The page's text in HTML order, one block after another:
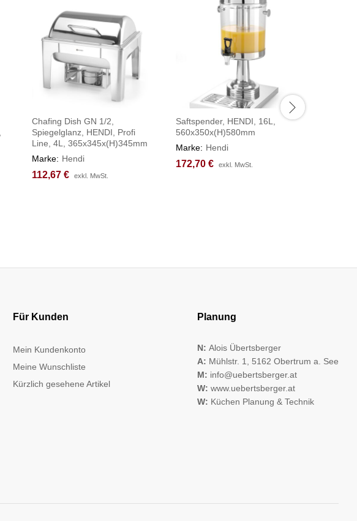
Chafing Dish GN 1/2,
Spiegelglanz, HENDI, Profi
Line, 4L, 365x345x(H)345mm
Marke: Hendi
112,67 € exkl. MwSt.
112,67 € exkl. MwSt.
Saftspender, HENDI, 16L,
560x350x(H)580mm
Marke: Hendi
172,70 € exkl. MwSt.
172,70 € exkl. MwSt.
Für Kunden
Mein Kundenkonto
Meine Wunschliste
Kürzlich gesehene Artikel
Planung
N: Alois Übertsberger
A: Mühlstr. 1, 5162 Obertrum a. See
M: info@uebertsberger.at
W: www.uebertsberger.at
W: Küchen Planung & Technik